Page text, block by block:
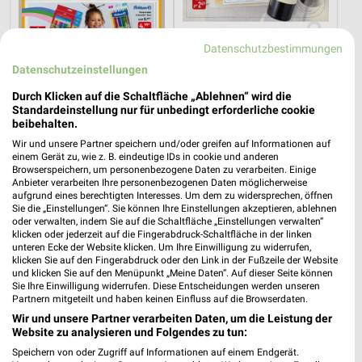
Back to School
Gültig bis Mi. 30.09.
Angebote ab 17.08.
Gültig ab Mo. 17.08.
Tchibo Tchibo
Datenschutzbestimmungen
Datenschutzeinstellungen
Durch Klicken auf die Schaltfläche „Ablehnen“ wird die
Standardeinstellung nur für unbedingt erforderliche cookie
beibehalten.
Wir und unsere Partner speichern und/oder greifen auf Informationen auf
einem Gerät zu, wie z. B. eindeutige IDs in cookie und anderen
Browserspeichern, um personenbezogene Daten zu verarbeiten. Einige
Anbieter verarbeiten Ihre personenbezogenen Daten möglicherweise
aufgrund eines berechtigten Interesses. Um dem zu widersprechen, öffnen
Sie die „Einstellungen“. Sie können Ihre Einstellungen akzeptieren, ablehnen
oder verwalten, indem Sie auf die Schaltfläche „Einstellungen verwalten“
klicken oder jederzeit auf die Fingerabdruck-Schaltfläche in der linken
unteren Ecke der Website klicken. Um Ihre Einwilligung zu widerrufen,
klicken Sie auf den Fingerabdruck oder den Link in der Fußzeile der Website
und klicken Sie auf den Menüpunkt „Meine Daten“. Auf dieser Seite können
Sie Ihre Einwilligung widerrufen. Diese Entscheidungen werden unseren
Partnern mitgeteilt und haben keinen Einfluss auf die Browserdaten.
Wir und unsere Partner verarbeiten Daten, um die Leistung der
Website zu analysieren und Folgendes zu tun:
Speichern von oder Zugriff auf Informationen auf einem Endgerät.